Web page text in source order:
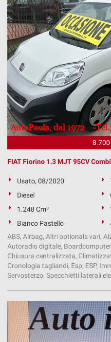
8.700
FIAT Fiorino 1.3 MJT 95CV
Usato, 08/2020
Diesel
1.248 Cm³
Bianco Pastello
ABS, Airbag, Altri optionals vari,
Autoradio digitale,
Chiusura centralizzata,
Cronologia tagliandi, Esp, ESP,
Servosterzo, Specchietti laterali